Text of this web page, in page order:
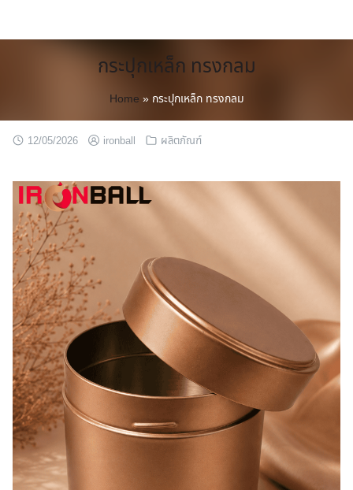
กระปุกเหล็ก ทรงกลม
Home » กระปุกเหล็ก ทรงกลม
12/05/2026 ironball ผลิตภัณฑ์